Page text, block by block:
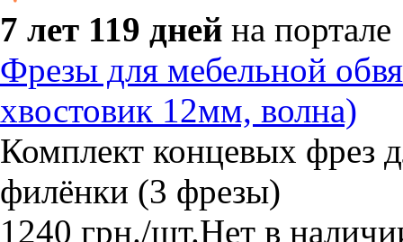
7 лет 119 дней на портале
Фрезы для мебельной
хвостовик 12мм, волна)
Комплект концевых фрез
филёнки (3 фрезы)
1240 грн./шт.Нет в